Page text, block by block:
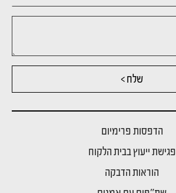
הדפסות פרימיום
פגישת ייעוץ בבית הלקוח
הוראות הדבקה
שלח >